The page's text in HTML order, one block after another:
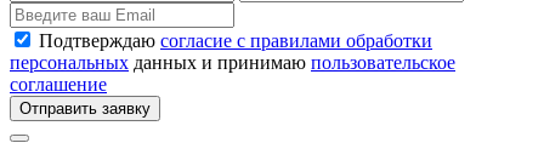
Подтверждаю согласие с правилами обработки
персональных данных и принимаю пользовательское
соглашение
Отправить заявку